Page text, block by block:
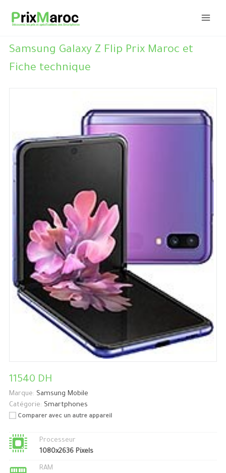
Samsung Galaxy Z Flip Prix Maroc et
Fiche technique
11540 DH
Marque: Samsung Mobile
Catégorie: Smartphones
Comparer avec un autre appareil
Processeur
1080x2636 Pixels
RAM